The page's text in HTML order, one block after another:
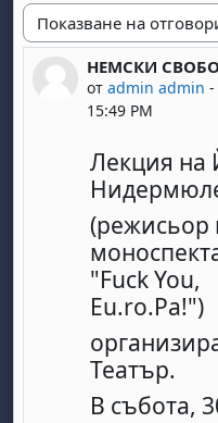
Начин на показване
НЕМСКИ
от admin admin -
15:49 PM
Number of
Лекция на
(режисьор
"Fuck You,
Eu.ro.Pa!")
Театър.
В събота,